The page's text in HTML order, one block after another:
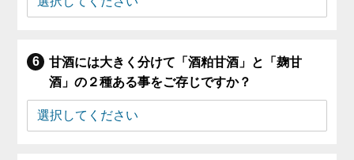
甘酒には大きく分けて「酒粕甘酒」と「麹甘
酒」の２種ある事をご存じですか？